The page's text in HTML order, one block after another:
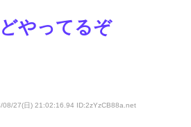
やってるぞ
08/27(日) 21:02:16.94 ID:2zYzCB88a.net